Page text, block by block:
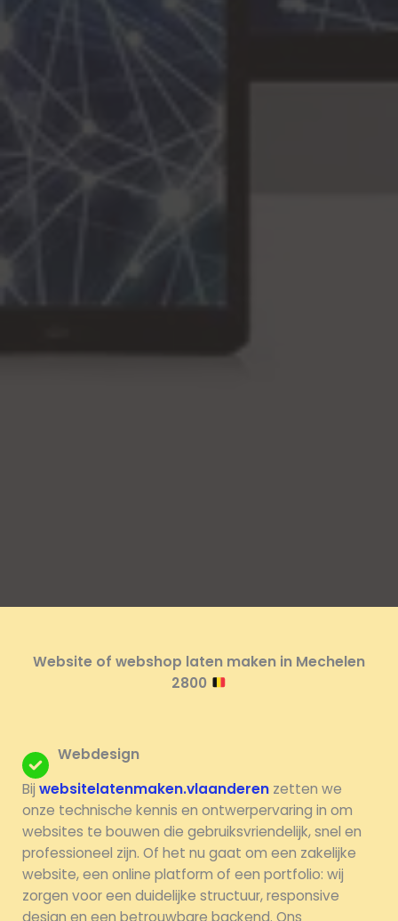
Website of webshop laten maken in Mechelen
2800
Webdesign
Bij websitelatenmaken.vlaanderen zetten we
onze technische kennis en ontwerpervaring in om
websites te bouwen die gebruiksvriendelijk, snel en
professioneel zijn. Of het nu gaat om een zakelijke
website, een online platform of een portfolio: wij
zorgen voor een duidelijke structuur, responsive
design en een betrouwbare backend. Ons